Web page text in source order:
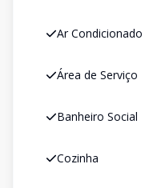
Ar Condicionado
Área de Serviço
Banheiro Social
Cozinha